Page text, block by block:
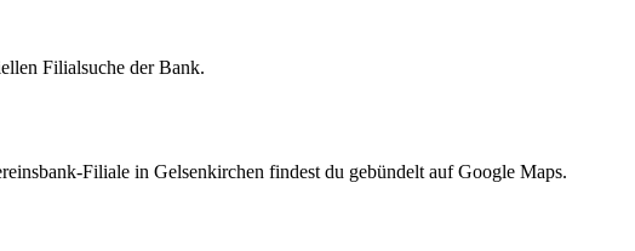
Filialsuche der Bank.
Filiale in Gelsenkirchen findest du gebündelt auf Google Maps.